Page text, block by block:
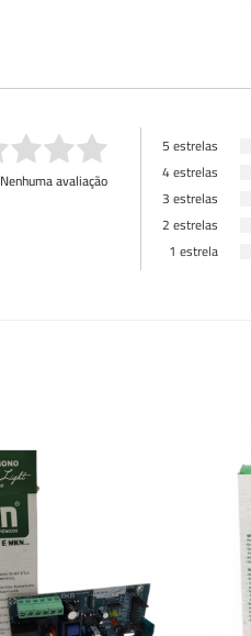
Nenhuma avaliação
5 estrelas
4 estrelas
3 estrelas
2 estrelas
1 estrela